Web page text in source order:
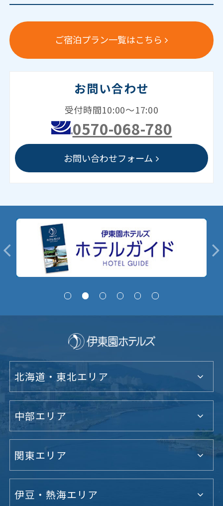
ご宿泊プラン一覧はこちら
お問い合わせ
受付時間10:00～17:00
0570-068-780
お問い合わせフォーム
北海道・東北エリア
中部エリア
関東エリア
伊豆・熱海エリア